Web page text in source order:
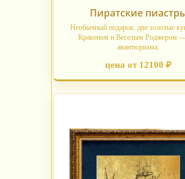
Пиратские
Необычный подарок: две золотые
Кракеном и Веселым Роджером
авантюризма.
цена от 12100 ₽